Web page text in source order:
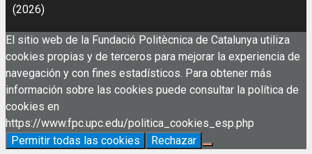
(2026)
El sitio web de la Fundació Politècnica de Catalunya utiliza
cookies propias y de terceros para mejorar la experiencia de
navegación y con fines estadísticos. Para obtener más
información sobre las cookies puede consultar la política de
cookies en
https://www.fpc.upc.edu/politica_cookies_esp.php
Permitir todas las cookies
Rechazar